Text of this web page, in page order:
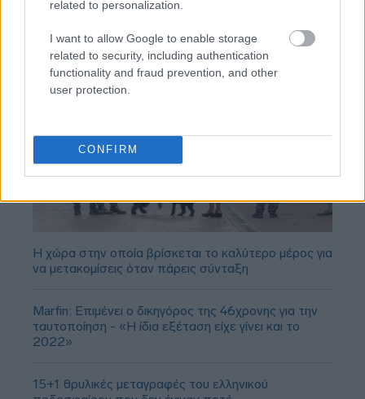
related to personalization.
I want to allow Google to enable storage
related to security, including authentication
functionality and fraud prevention, and other
user protection.
CONFIRM
Η χώρα στην οποία βρίσκεται το καλύτερο μέρος για
να μετακομίσεις όταν πάρεις σύνταξη
Marfin: Επιμένει ο δικηγόρος της 46χρονης για την
ταυτοποίηση - «Η ίδια εξέταση είχε γίνει και το
2022»
15+1 θρυλικές μεταγραφές του ελληνικού